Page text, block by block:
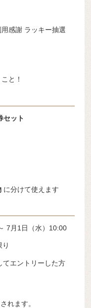
感謝 ラッキー抽選
こと！
セット
に分けて使えます
7月1日（水）10:00
り
てエントリーした方
されます。